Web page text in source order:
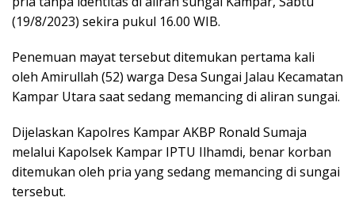
(19/8/2023) sekira pukul 16.00 WIB.
Penemuan mayat tersebut ditemukan pertama kali
oleh Amirullah (52) warga Desa Sungai Jalau Kecamatan
Kampar Utara saat sedang memancing di aliran sungai.
Dijelaskan Kapolres Kampar AKBP Ronald Sumaja
melalui Kapolsek Kampar IPTU Ilhamdi, benar korban
ditemukan oleh pria yang sedang memancing di sungai
tersebut.